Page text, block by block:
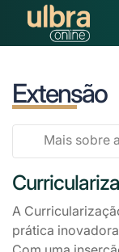
Extensão
Mais sobre
A
prática